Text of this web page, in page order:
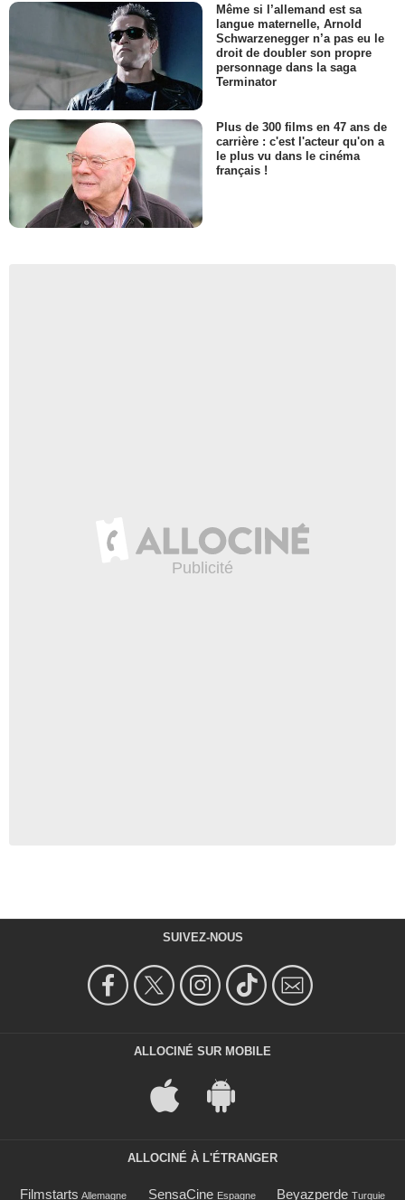
Même si l’allemand est sa
langue maternelle, Arnold
Schwarzenegger n’a pas eu le
droit de doubler son propre
personnage dans la saga
Terminator
Plus de 300 films en 47 ans de
carrière : c'est l'acteur qu'on a
le plus vu dans le cinéma
français !
SUIVEZ-NOUS
ALLOCINÉ SUR MOBILE
ALLOCINÉ À L'ÉTRANGER
Filmstarts Allemagne SensaCine Espagne Beyazperde Turquie